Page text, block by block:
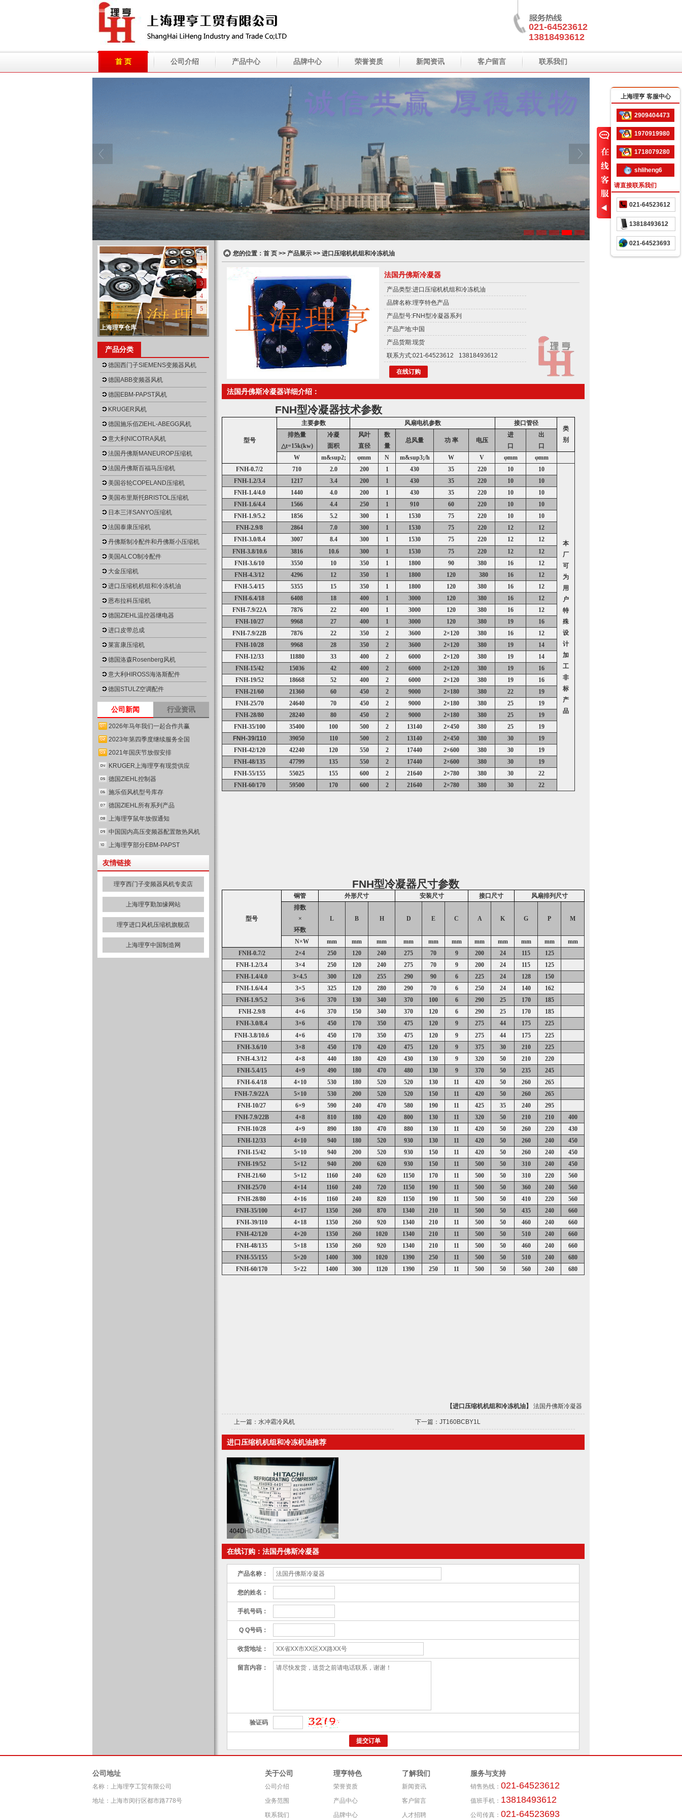
021-64523612
13818493612
首 页 公司介绍 产品中心 品牌中心 荣誉资质 新闻资讯 客户留言 联系我们
上海理亨营业执照正本
null
上海理亨营业执照
null
上海理亨仓库
上海理亨仓库
null
上海理亨仓库
null
1
2
3
4
5
产品分类
德国西门子SIEMENS变频器风机
德国ABB变频器风机
德国EBM-PAPST风机
KRUGER风机
德国施乐佰ZIEHL-ABEGG风机
意大利NICOTRA风机
法国丹佛斯MANEUROP压缩机
法国丹佛斯百福马压缩机
美国谷轮COPELAND压缩机
美国布里斯托BRISTOL压缩机
日本三洋SANYO压缩机
法国泰康压缩机
丹佛斯制冷配件和丹佛斯小压缩机
美国ALCO制冷配件
大金压缩机
进口压缩机机组和冷冻机油
恩布拉科压缩机
德国ZIEHL温控器继电器
进口皮带总成
莱富康压缩机
德国洛森Rosenberg风机
意大利HIROSS海洛斯配件
德国STULZ空调配件
公司新闻 行业资讯
2026年马年我们一起合作共赢
2023年第四季度继续服务全国
2021年国庆节放假安排
KRUGER上海理亨有现货供应
德国ZIEHL控制器
施乐佰风机型号库存
德国ZIEHL所有系列产品
上海理亨鼠年放假通知
中国国内高压变频器配置散热风机
上海理亨部分EBM-PAPST
友情链接
理亨西门子变频器风机专卖店
上海理亨勤加缘网站
理亨进口风机压缩机旗舰店
上海理亨中国制造网
您的位置： 首 页 >> 产品展示 >> 进口压缩机机组和冷冻机油
法国丹佛斯冷凝器
产品类型:进口压缩机机组和冷冻机油
品牌名称:理亨特色产品
产品型号:FNH型冷凝器系列
产品产地:中国
产品货期:现货
联系方式:021-64523612
13818493612
在线订购
法国丹佛斯冷凝器详细介绍：
FNH型冷凝器技术参数
型号
主要参数 风扇电机参数 接口管径
类
别
排热量
△t=15k(kw)
冷凝
面积
风叶
直径
数
量
总风量 功 率 电压
进
口
出
口
W
m&sup2; φmm N m&sup3;/h W V φmm φmm
FNH-0.7/2
710 2.0 200 1 430 35 220 10 10
本
厂
可
为
用
户
特
殊
设
计
加
工
非
标
产
品
FNH-1.2/3.4 1217 3.4 200 1 430 35 220 10
10
FNH-1.4/4.0
1440 4.0 200 1 430 35 220 10
10
FNH-1.6/4.4
1566 4.4 250 1 910 60 220 10
10
FNH-1.9/5.2
1856 5.2 300 1 1530 75 220 10
10
FNH-2.9/8
2864 7.0 300 1 1530 75 220 12
12
FNH-3.0/8.4
3007 8.4 300 1 1530 75 220 12
12
FNH-3.8/10.6
3816 10.6 300 1 1530 75 220 12
12
FNH-3.6/10
3550 10 350 1 1800 90 380 16
12
FNH-4.3/12
4296 12 350 1 1800 120 380 16
12
FNH-5.4/15
5355 15 350 1 1800 120 380 16
12
FNH-6.4/18
6408 18 400 1 3000 120 380 16
12
FNH-7.9/22A
7876 22 400 1 3000 120 380 16
12
FNH-10/27
9968 27 400 1 3000 120 380 19
16
FNH-7.9/22B
7876 22 350 2 3600 2×120 380 16
12
FNH-10/28
9968 28 350 2 3600 2×120 380 19
14
FNH-12/33
11880 33 400 2 6000 2×120 380 19
14
FNH-15/42
15036 42 400 2 6000 2×120 380 19
16
FNH-19/52
18668 52 400 2 6000 2×120 380 19
16
FNH-21/60
21360 60 450 2 9000 2×180 380 22
19
FNH-25/70
24640 70 450 2 9000 2×180 380 25
19
FNH-28/80
28240 80 450 2 9000 2×180 380 25
19
FNH-35/100
35400 100 500 2 13140 2×450 380 25
19
FNH-39/110
39050 110 500 2 13140 2×450 380 30
19
FNH-42/120
42240 120 550 2 17440 2×600 380 30
19
FNH-48/135
47799 135 550 2 17440 2×600 380 30
19
FNH-55/155
55025 155 600 2 21640 2×780 380 30
22
FNH-60/170
59500 170 600 2 21640 2×780 380 30 22
FNH型冷凝器尺寸参数
型号
铜管 外形尺寸 安装尺寸 接口尺寸
风扇排列尺寸
排数
×
环数
L B H D E C A K G P M
N×W mm mm mm mm mm mm mm mm mm mm
mm
FNH-0.7/2
2×4 250 120 240 275 70 9 200 24 115
125
FNH-1.2/3.4
3×4 250 120 240 275 70 9 200 24 115
125
FNH-1.4/4.0
3×4.5 300 120 255 290 90 6 225 24 128
150
FNH-1.6/4.4
3×5 325 120 280 290 70 6 250 24 140
162
FNH-1.9/5.2
3×6 370 130 340 370 100 6 290 25 170
185
FNH-2.9/8
4×6 370 150 340 370 120 6 290 25 170
185
FNH-3.0/8.4
3×6 450 170 350 475 120 9 275 44 175
225
FNH-3.8/10.6
4×6 450 170 350 475 120 9 275 44 175
225
FNH-3.6/10
3×8 450 170 420 475 120 9 375 30 210
225
FNH-4.3/12
4×8 440 180 420 430 130 9 320 50 210
220
FNH-5.4/15
4×9 490 180 470 480 130 9 370 50 235
245
FNH-6.4/18
4×10 530 180 520 520 130 11 420 50 260
265
FNH-7.9/22A
5×10 530 200 520 520 150 11 420 50 260
265
FNH-10/27
6×9 590 240 470 580 190 11 425 35 240
295
FNH-7.9/22B
4×8 810 180 420 800 130 11 320 50 210 210
400
FNH-10/28
4×9 890 180 470 880 130 11 420 50 260 220
430
FNH-12/33
4×10 940 180 520 930 130 11 420 50 260 240
450
FNH-15/42
5×10 940 200 520 930 150 11 420 50 260 240
450
FNH-19/52
5×12 940 200 620 930 150 11 500 50 310 240
450
FNH-21/60
5×12 1160 240 620 1150 170 11 500 50 310 220
560
FNH-25/70
4×14 1160 240 720 1150 190 11 500 50 360 240
560
FNH-28/80
4×16 1160 240 820 1150 190 11 500 50 410 220
560
FNH-35/100
4×17 1350 260 870 1340 210 11 500 50 435 240
660
FNH-39/110
4×18 1350 260 920 1340 210 11 500 50 460 240
660
FNH-42/120
4×20 1350 260 1020 1340 210 11 500 50 510 240
660
FNH-48/135
5×18 1350 260 920 1340 210 11 500 50 460 240
660
FNH-55/155
5×20 1400 300 1020 1390 250 11 500 50 510 240
680
FNH-60/170
5×22 1400 300 1120 1390 250 11 500 50 560 240 680
【进口压缩机机组和冷冻机油】 法国丹佛斯冷凝器
上一篇： 水冲霜冷风机 下一篇： JT160BCBY1L
进口压缩机机组和冷冻机油推荐
404DHD-64D1
在线订购：法国丹佛斯冷凝器
产品名称：
您的姓名：
手机号码：
Q Q号码：
收货地址：
留言内容：
验证码
公司地址
名称：上海理亨工贸有限公司
地址：上海市闵行区都市路778号
关于公司
公司介绍
业务范围
联系我们
理亨特色
荣誉资质
产品中心
品牌中心
了解我们
新闻资讯
客户留言
人才招聘
服务与支持
销售热线： 021-64523612
值班手机： 13818493612
公司传真： 021-64523693
上海理亨 客服中心
2909404473
1970919980
1718079280
shliheng6
请直接联系我们
021-64523612
13818493612
021-64523693